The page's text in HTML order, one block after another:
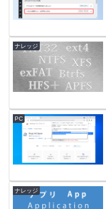
ナレッジ
PC
ナレッジ